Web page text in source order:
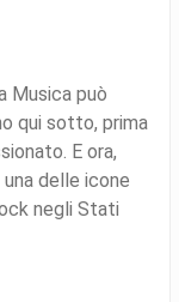
Musica può
qui sotto, prima
E ora,
delle icone
negli Stati